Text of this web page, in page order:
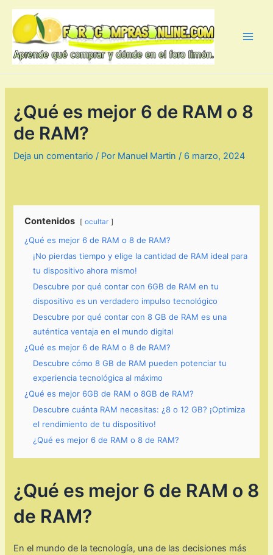
contenido
¿Qué es mejor 6 de RAM o 8
de RAM?
Deja un comentario / Por Manuel Martin / 6 marzo, 2024
Contenidos ocultar
¿Qué es mejor 6 de RAM o 8 de RAM?
¡No pierdas tiempo y elige la cantidad de RAM ideal para
tu dispositivo ahora mismo!
Descubre por qué contar con 6GB de RAM en tu
dispositivo es un verdadero impulso tecnológico
Descubre por qué contar con 8 GB de RAM es una
auténtica ventaja en el mundo digital
¿Qué es mejor 6 de RAM o 8 de RAM?
Descubre cómo 8 GB de RAM pueden potenciar tu
experiencia tecnológica al máximo
¿Qué es mejor 6GB de RAM o 8GB de RAM?
Descubre cuánta RAM necesitas: ¿8 o 12 GB? ¡Optimiza
el rendimiento de tu dispositivo!
¿Qué es mejor 6 de RAM o 8 de RAM?
¿Qué es mejor 6 de RAM o 8
de RAM?
En el mundo de la tecnología, una de las decisiones más